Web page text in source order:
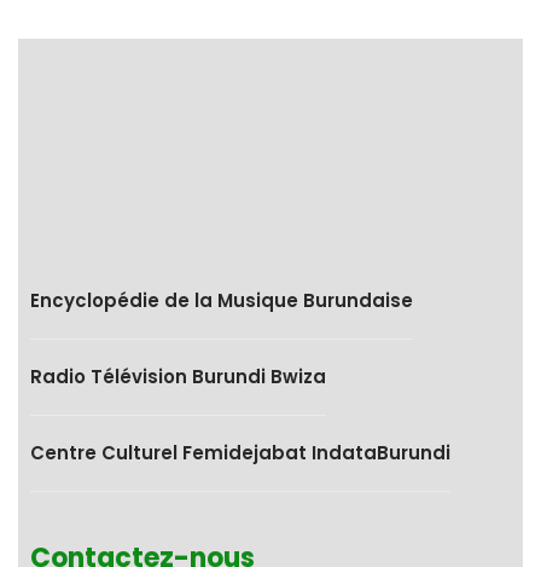
Encyclopédie de la Musique Burundaise
Radio Télévision Burundi Bwiza
Centre Culturel Femidejabat IndataBurundi
Contactez-nous